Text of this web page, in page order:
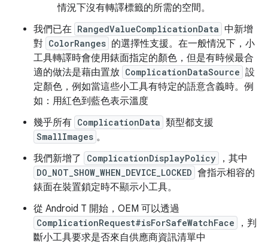
情況下沒有轉譯標籤的所需的空間。
我們已在 RangedValueComplicationData 中新增
對 ColorRanges 的選擇性支援。在一般情況下，小
工具轉譯時會使用錶面指定的顏色，但是有時候最合
適的做法是藉由置放 ComplicationDataSource 設
定顏色，例如當這些小工具有特定的語意含義時。例
如：用紅色到藍色表示溫度
幾乎所有 ComplicationData 類型都支援
SmallImages 。
我們新增了
ComplicationDisplayPolicy ，其中
DO_NOT_SHOW_WHEN_DEVICE_LOCKED 會指示相容的
錶面在裝置鎖定時不顯示小工具。
從 Android T 開始，OEM 可以透過
ComplicationRequest#isForSafeWatchFace
，判
斷小工具要求是否來自供應商資訊清單中